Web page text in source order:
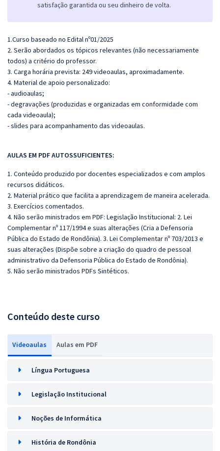
satisfação garantida ou seu dinheiro de volta.
1.Curso baseado no Edital nº01/2025
2. Serão abordados os tópicos relevantes (não necessariamente
todos) a critério do professor.
3. Carga horária prevista: 249 videoaulas, aproximadamente.
4. Material de apoio personalizado:
- audioaulas;
- degravações (produzidas e organizadas em conformidade com
cada videoaula);
- slides para acompanhamento das videoaulas.
AULAS EM PDF AUTOSSUFICIENTES:
1. Conteúdo produzido por docentes especializados e com amplos
recursos didáticos.
2. Material prático que facilita a aprendizagem de maneira acelerada.
3. Exercícios comentados.
4. Não serão ministrados em PDF: Legislação Institucional: 2. Lei
Complementar nº 117/1994 e suas alterações (Cria a Defensoria
Pública do Estado de Rondônia). 3. Lei Complementar nº 703/2013 e
suas alterações (Dispõe sobre a criação do quadro de pessoal
administrativo da Defensoria Pública do Estado de Rondônia).
5. Não serão ministrados PDFs Sintéticos.
Conteúdo deste curso
Videoaulas Aulas em PDF
Língua Portuguesa
Legislação Institucional
Noções de Informática
História de Rondônia